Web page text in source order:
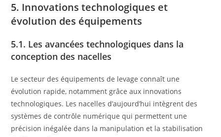
5. Innovations technologiques et
évolution des équipements
5.1. Les avancées technologiques dans la
conception des nacelles
Le secteur des équipements de levage connaît une
évolution rapide, notamment grâce aux innovations
technologiques. Les nacelles d’aujourd’hui intègrent des
systèmes de contrôle numérique qui permettent une
précision inégalée dans la manipulation et la stabilisation